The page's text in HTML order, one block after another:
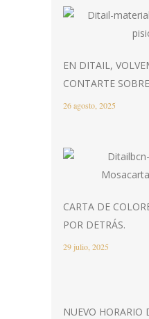
EN DITAIL,
CONTARTE
26 agosto, 2025
CARTA DE
POR DETRÁS.
29 julio, 2025
NUEVO HORARIO